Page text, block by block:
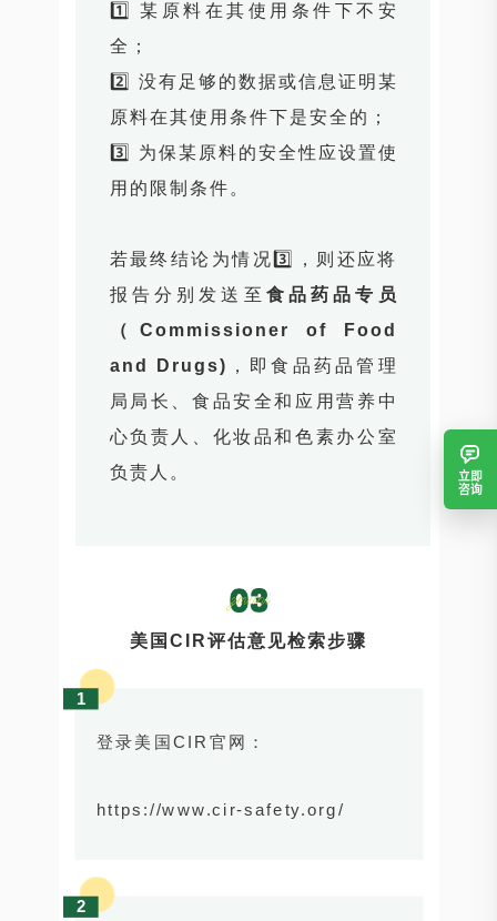
1️⃣ 某原料在其使用条件下不安
全；
2️⃣ 没有足够的数据或信息证明某
原料在其使用条件下是安全的；
3️⃣ 为保某原料的安全性应设置使
用的限制条件。
若最终结论为情况3️⃣，则还应将
报告分别发送至 食品药品专员
（Commissioner of Food
and Drugs) ，即食品药品管理
局局长、食品安全和应用营养中
心负责人、化妆品和色素办公室
负责人。
美国CIR评估意见检索步骤
1
登录美国CIR官网：
https://www.cir-safety.org/
2
立即
咨询